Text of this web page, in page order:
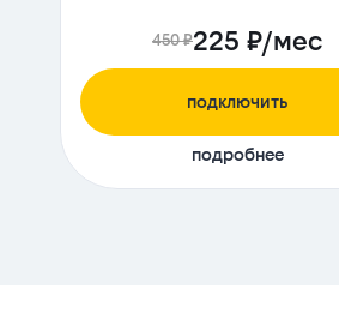
450 ₽225 ₽/мес
подключить
подробнее